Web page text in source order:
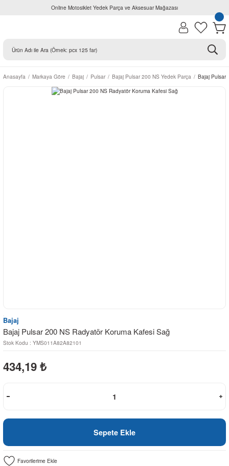
Online Motosiklet Yedek Parça ve Aksesuar Mağazası
Anasayfa Markaya Göre Bajaj Pulsar Bajaj Pulsar 200 NS Yedek Parça Bajaj Pulsar
Bajaj
Bajaj Pulsar 200 NS Radyatör Koruma Kafesi Sağ
Stok Kodu : YMS011A82A82101
434,19 ₺
Sepete Ekle